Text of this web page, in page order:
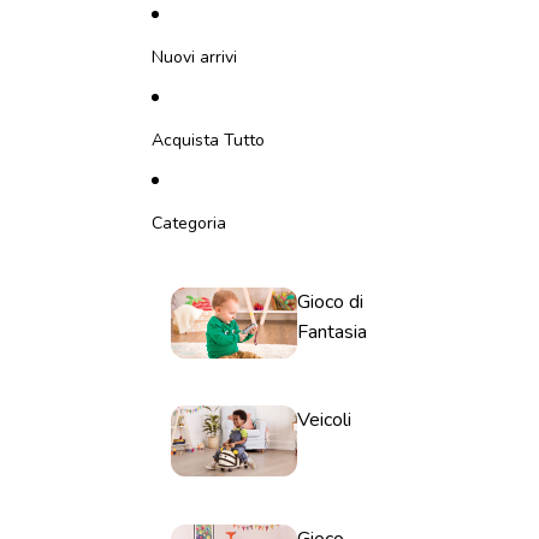
Nuovi arrivi
Acquista Tutto
Categoria
Gioco di
Fantasia
Veicoli